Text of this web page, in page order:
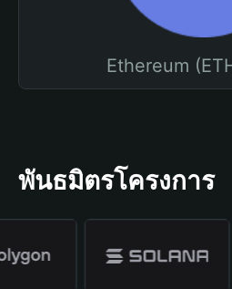
Ethereum
พันธมิตรโครงการ